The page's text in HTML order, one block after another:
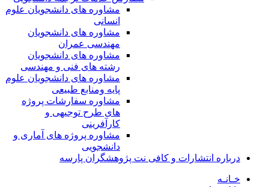
مشاوره های دانشجویان علوم
انسانی
مشاوره های دانشجویان
مهندسی عمران
مشاوره های دانشجویان
رشته های فنی و مهندسی
مشاوره های دانشجویان علوم
پایه ومنابع طبیعی
مشاوره سفارشات پروژه
های طرح توجیهی و
کارآفرینی
مشاوره پروژه های آماری و
دانشجویی
درباره انتشارات و کافی نت پژوهشگران پارسه
خـانـه